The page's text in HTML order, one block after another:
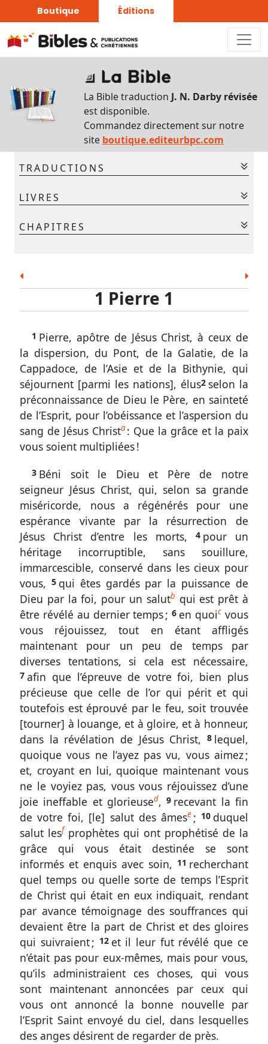
Boutique Éditions
La Bible traduction J. N. Darby révisée
est disponible.
Commandez directement sur notre
site boutique.editeurbpc.com
TRADUCTIONS
La Bible - Traduction J. N. Darby
LIVRES
Ancien Testament
Jér. Lam. Ézé.
Soph.
Agg. Zach. Mal.
Nouveau Testament
Matt.
1 Cor.
2 Cor.
Gal. Éph. Phil. Col. 1 Thes.
2 Thes.
1 Tim.
2 Tim. Tite Phm. Héb. Jac.
1 Pi.
2 Pi.
1 Jean 2 Jean 3 Jean Jude Apoc.
CHAPITRES
1 Pierre 1
1 Pierre, apôtre de Jésus Christ, à ceux de
la dispersion, du Pont, de la Galatie, de la
Cappadoce, de l’Asie et de la Bithynie, qui
séjournent [parmi les nations], élus2 selon la
préconnaissance de Dieu le Père, en sainteté
de l’Esprit, pour l’obéissance et l’aspersion du
sang de Jésus Christa: Que la grâce et la paix
vous soient multipliées !
3 Béni soit le Dieu et Père de notre
seigneur Jésus Christ, qui, selon sa grande
miséricorde, nous a régénérés pour une
espérance vivante par la résurrection de
Jésus Christ d’entre les morts,
4 pour un
héritage incorruptible, sans souillure,
immarcescible, conservé dans les cieux pour
vous, 5 qui êtes gardés par la puissance de
Dieu par la foi, pour un salutb qui est prêt à
être révélé au dernier temps ;6 en quoic vous
vous réjouissez, tout en étant affligés
maintenant pour un peu de temps par
diverses tentations, si cela est nécessaire,
7 afin que l’épreuve de votre foi, bien plus
précieuse que celle de l’or qui périt et qui
toutefois est éprouvé par le feu, soit trouvée
[tourner] à louange, et à gloire, et à honneur,
dans la révélation de Jésus Christ, 8 lequel,
quoique vous ne l’ayez pas vu, vous aimez ;
et, croyant en lui, quoique maintenant vous
ne le voyiez pas, vous vous réjouissez d’une
joie ineffable et glorieused,9 recevant la fin
de votre foi, [le] salut des âmese; 10 duquel
salut lesfprophètes qui ont prophétisé de la
grâce qui vous était destinée se sont
informés et enquis avec soin, 11 recherchant
quel temps ou quelle sorte de temps l’Esprit
de Christ qui était en eux indiquait, rendant
par avance témoignage des souffrances qui
devaient être la part de Christ et des gloires
qui suivraient ; 12 et il leur fut révélé que ce
n’était pas pour eux-mêmes, mais pour vous,
qu’ils administraient ces choses, qui vous
sont maintenant annoncées par ceux qui
vous ont annoncé la bonne nouvelle par
l’Esprit Saint envoyé du ciel, dans lesquelles
des anges désirent de regarder de près.
ce
chapitre
Interlinéaire
Français-
Grec
bibliques
les
Écritures
1
à
12
Privilège
des
élus
Dieu
1
Pierre
1.
13
à
25
Rachetés
par
Son
sang
pour
mener
une
vie
sainte
Sondez
les
Écritures
1
Pierre
1.
1-
5
Le
chemin
de
la
foi
dans
la
sainteté
et
l’amour
mutuel